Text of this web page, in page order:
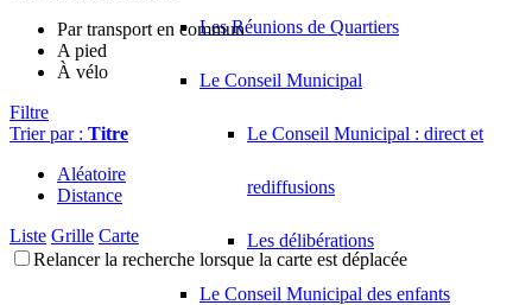
Les Réunions de Quartiers
Le Conseil Municipal
Le Conseil Municipal : direct et
rediffusions
Les délibérations
Le Conseil Municipal des enfants
Par transport en commun
A pied
À vélo
Filtre
Trier par : Titre
Aléatoire
Distance
Liste Grille Carte
Relancer la recherche lorsque la carte est déplacée